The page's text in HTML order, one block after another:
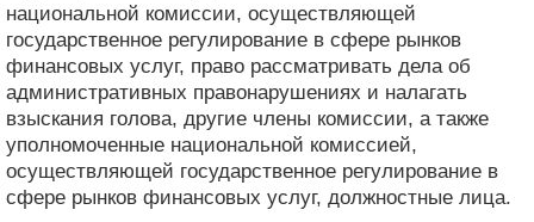
национальной комиссии, осуществляющей
государственное регулирование в сфере рынков
финансовых услуг, право рассматривать дела об
административных правонарушениях и налагать
взыскания голова, другие члены комиссии, а также
уполномоченные национальной комиссией,
осуществляющей государственное регулирование в
сфере рынков финансовых услуг, должностные лица.